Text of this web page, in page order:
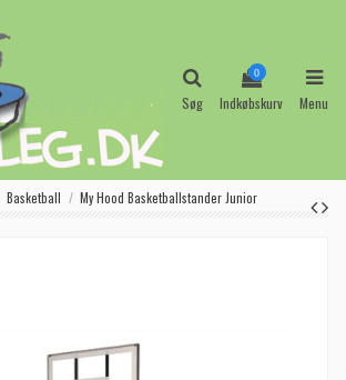
Søg
0
Indkøbskurv Menu
Basketball
My Hood Basketballstander Junior